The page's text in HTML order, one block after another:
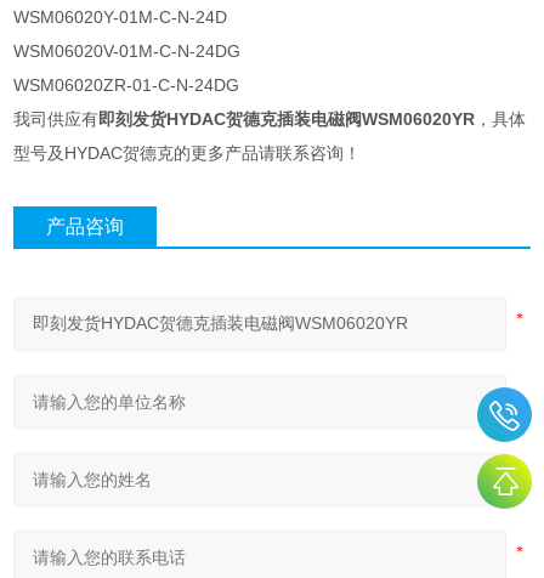
WSM06020Y-01M-C-N-24D
WSM06020V-01M-C-N-24DG
WSM06020ZR-01-C-N-24DG
我司供应有即刻发货HYDAC贺德克插装电磁阀WSM06020YR ，具体
型号及HYDAC贺德克的更多产品请联系咨询！
产品咨询